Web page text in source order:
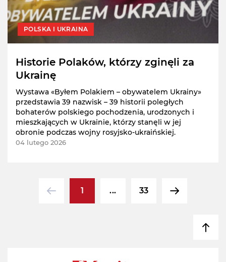
POLSKA I UKRAINA
Historie Polaków, którzy zginęli za
Ukrainę
Wystawa «Byłem Polakiem – obywatelem Ukrainy»
przedstawia 39 nazwisk – 39 historii poległych
bohaterów polskiego pochodzenia, urodzonych i
mieszkających w Ukrainie, którzy stanęli w jej
obronie podczas wojny rosyjsko-ukraińskiej.
04 lutego 2026
1 ... 33